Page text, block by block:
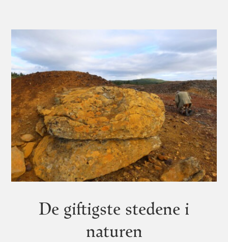
De giftigste stedene i
naturen